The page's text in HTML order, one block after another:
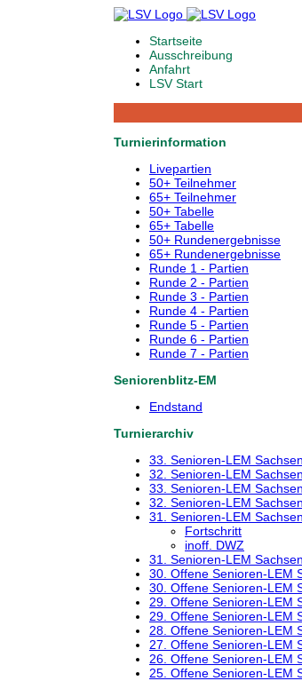
Startseite
Ausschreibung
Anfahrt
LSV Start
Turnierinformation
Livepartien
50+ Teilnehmer
65+ Teilnehmer
50+ Tabelle
65+ Tabelle
50+ Rundenergebnisse
65+ Rundenergebnisse
Runde 1 - Partien
Runde 2 - Partien
Runde 3 - Partien
Runde 4 - Partien
Runde 5 - Partien
Runde 6 - Partien
Runde 7 - Partien
Seniorenblitz-EM
Endstand
Turnierarchiv
33. Senioren-LEM
32. Senioren-LEM
33. Senioren-LEM
32. Senioren-LEM
31. Senioren-LEM
Fortschritt
inoff. DWZ
31. Senioren-LEM
30. Offene Senioren-LEM
30. Offene Senioren-LEM
29. Offene Senioren-LEM
29. Offene Senioren-LEM
28. Offene Senioren-LEM
27. Offene Senioren-LEM
26. Offene Senioren-LEM
25. Offene Senioren-LEM